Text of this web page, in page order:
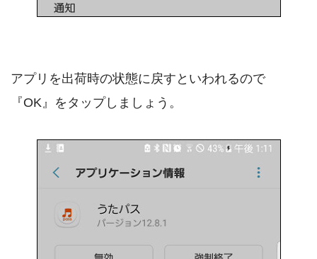
アプリを出荷時の状態に戻すといわれるので
『OK』をタップしましょう。